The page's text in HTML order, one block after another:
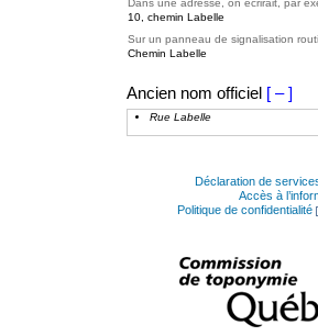
Dans une adresse, on écrirait, par
10, chemin Labelle
Sur un panneau de signalisation
Chemin Labelle
Ancien nom officiel [ – ]
Rue Labelle
Déclaration de
Accès à
Politique de confidentialité